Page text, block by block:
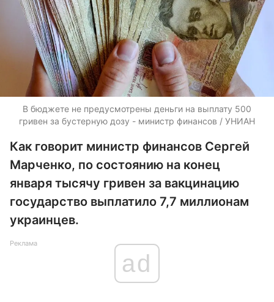
В бюджете не предусмотрены деньги на выплату 500
гривен за бустерную дозу - министр финансов / УНИАН
Как говорит министр финансов Сергей
Марченко, по состоянию на конец
января тысячу гривен за вакцинацию
государство выплатило 7,7 миллионам
украинцев.
Реклама
ad